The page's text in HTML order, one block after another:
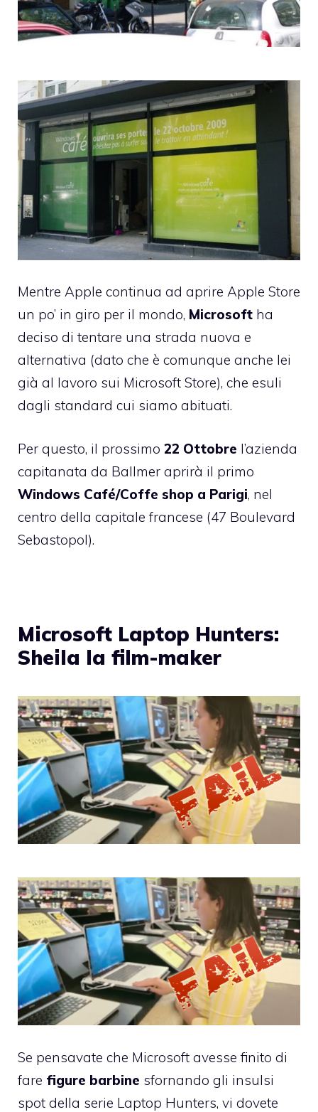
Mentre Apple continua ad aprire Apple Store
un po’ in giro per il mondo, Microsoft ha
deciso di tentare una strada nuova e
alternativa (dato che è comunque anche lei
già al lavoro sui Microsoft Store), che esuli
dagli standard cui siamo abituati.
Per questo, il prossimo 22 Ottobre l’azienda
capitanata da Ballmer aprirà il primo
Windows Café/Coffe shop a Parigi, nel
centro della capitale francese (47 Boulevard
Sebastopol).
Microsoft Laptop Hunters:
Sheila la film-maker
Se pensavate che Microsoft avesse finito di
fare figure barbine sfornando gli insulsi
spot della serie Laptop Hunters, vi dovete